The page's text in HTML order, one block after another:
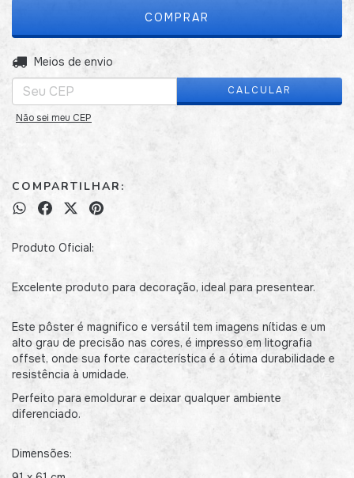
Entregas para o CEP:
Meios de envio
CALCULAR
Não sei meu CEP
COMPARTILHAR:
Produto Oficial:
Excelente produto para decoração, ideal para presentear.
Este pôster é magnifico e versátil tem imagens nítidas e um
alto grau de precisão nas cores, é impresso em litografia
offset, onde sua forte característica é a ótima durabilidade e
resistência à umidade.
Perfeito para emoldurar e deixar qualquer ambiente
diferenciado.
Dimensões: